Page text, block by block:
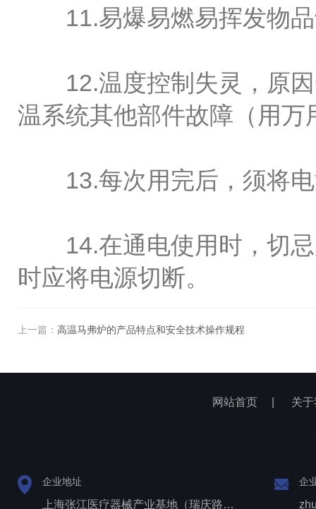
11.易爆易燃易挥发物品
12.温度控制失灵，原因
温系统其他部件故障（用
13.每次用完后，须将电
14.在通电使用时，切忌
时应将电源切断。
上一篇： 高温马弗炉的产品特点和安全技术操作规程
网站首页 关
企业地址
上海张江医疗器械产业基地（瑞庆路528号）
企